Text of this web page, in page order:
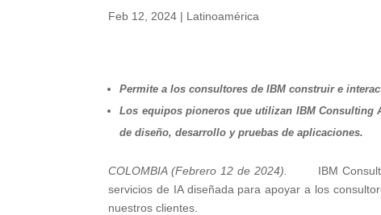
Feb 12, 2024 | Latinoamérica
Permite a los consultores de IBM construir e
Los equipos pioneros que utilizan IBM Consulting
de diseño, desarrollo y pruebas de aplicaciones.
COLOMBIA (Febrero 12 de 2024). IBM
servicios de IA diseñada para apoyar a los
nuestros clientes.